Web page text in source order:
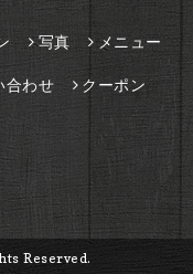
写真 メニュー
合わせ クーポン
Reserved.